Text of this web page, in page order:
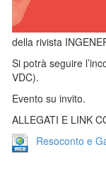
della rivista
Si potrà seguire
VDC).
Evento su invito.
ALLEGATI E LINK
Resoconto e